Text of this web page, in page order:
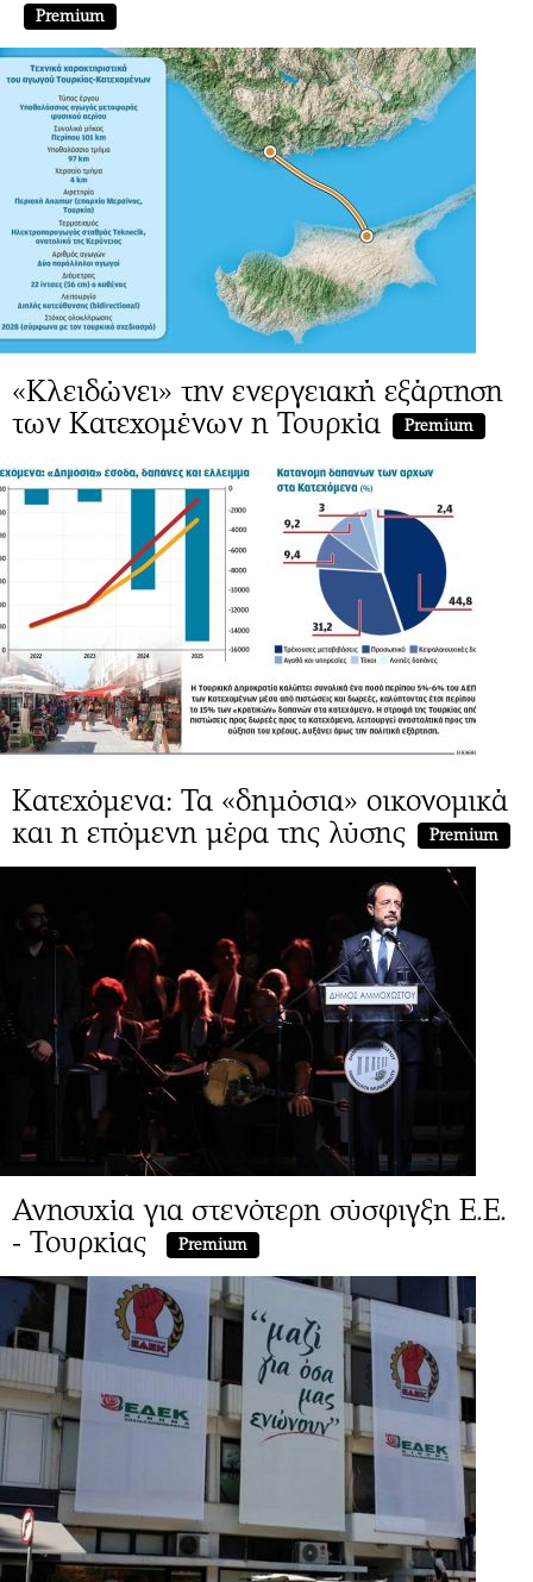
Premium
«Κλειδώνει» την ενεργειακή εξάρτηση
των Κατεχομένων η Τουρκία
Premium
Κατεχόμενα: Τα «δημόσια» οικονομικά
και η επόμενη μέρα της λύσης
Premium
Ανησυχία για στενότερη σύσφιγξη Ε.Ε.
- Τουρκίας
Premium